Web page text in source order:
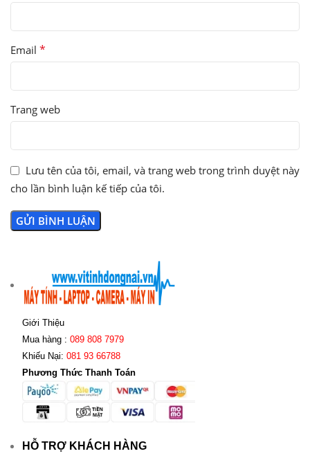
Email *
Trang web
Lưu tên của tôi, email, và trang web trong trình duyệt này
cho lần bình luận kế tiếp của tôi.
Giới Thiệu
Mua hàng : 089 808 7979
Khiếu Nại: 081 93 66788
Phương Thức Thanh Toán
HỖ TRỢ KHÁCH HÀNG